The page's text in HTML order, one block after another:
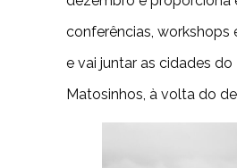
conferências, workshops
e vai juntar as cidades do
Matosinhos, à volta do